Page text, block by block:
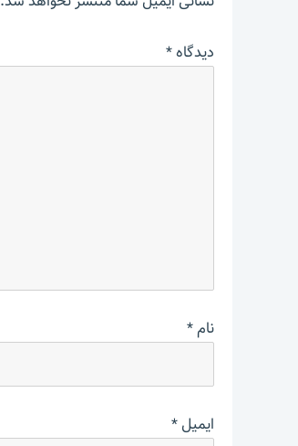
دیدگاه*
نام*
ایمیل*